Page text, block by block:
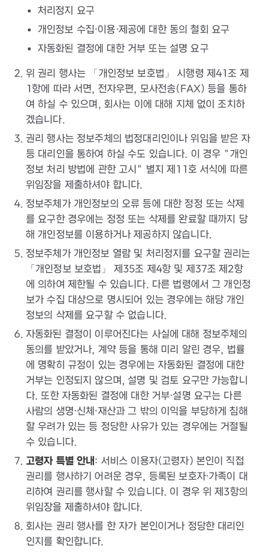
처리정지 요구
개인정보 수집·이용·제공에 대한 동의 철회 요구
자동화된 결정에 대한 거부 또는 설명 요구
위 권리 행사는 「개인정보 보호법」 시행령 제41조 제
1항에 따라 서면, 전자우편, 모사전송(FAX) 등을 통하
여 하실 수 있으며, 회사는 이에 대해 지체 없이 조치하
겠습니다.
권리 행사는 정보주체의 법정대리인이나 위임을 받은 자
등 대리인을 통하여 하실 수도 있습니다. 이 경우 "개인
정보 처리 방법에 관한 고시" 별지 제11호 서식에 따른
위임장을 제출하셔야 합니다.
정보주체가 개인정보의 오류 등에 대한 정정 또는 삭제
를 요구한 경우에는 정정 또는 삭제를 완료할 때까지 당
해 개인정보를 이용하거나 제공하지 않습니다.
정보주체가 개인정보 열람 및 처리정지를 요구할 권리는
「개인정보 보호법」 제35조 제4항 및 제37조 제2항
에 의하여 제한될 수 있습니다. 다른 법령에서 그 개인정
보가 수집 대상으로 명시되어 있는 경우에는 해당 개인
정보의 삭제를 요구할 수 없습니다.
자동화된 결정이 이루어진다는 사실에 대해 정보주체의
동의를 받았거나, 계약 등을 통해 미리 알린 경우, 법률
에 명확히 규정이 있는 경우에는 자동화된 결정에 대한
거부는 인정되지 않으며, 설명 및 검토 요구만 가능합니
다. 또한 자동화된 결정에 대한 거부·설명 요구는 다른
사람의 생명·신체·재산과 그 밖의 이익을 부당하게 침해
할 우려가 있는 등 정당한 사유가 있는 경우에는 거절될
수 있습니다.
고령자 특별 안내 : 서비스 이용자(고령자) 본인이 직접
권리를 행사하기 어려운 경우, 등록된 보호자·가족이 대
리하여 권리를 행사할 수 있습니다. 이 경우 위 제3항의
위임장을 제출하셔야 합니다.
회사는 권리 행사를 한 자가 본인이거나 정당한 대리인
인지를 확인합니다.